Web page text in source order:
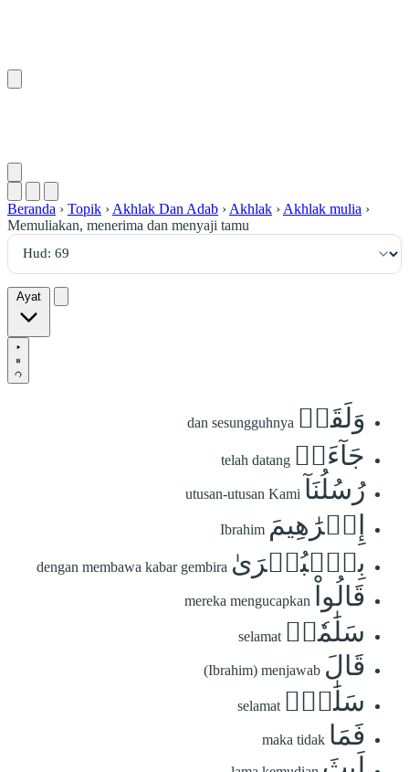
Beranda › Topik › Akhlak Dan Adab › Akhlak › Akhlak mulia ›
Memuliakan, menerima dan menyaji tamu
Ayat
وَلَقَدۡ dan sesungguhnya
جَآءَتۡ telah datang
رُسُلُنَآ utusan-utusan Kami
إِبۡرَٰهِيمَ Ibrahim
بِٱلۡبُشۡرَىٰ dengan membawa kabar gembira
قَالُواْ mereka mengucapkan
سَلَٰمٗاۖ selamat
قَالَ (Ibrahim) menjawab
سَلَٰمٞۖ selamat
فَمَا maka tidak